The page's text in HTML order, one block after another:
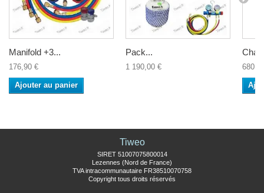
Manifold +3...
176,90 €
Ajouter au panier
Pack...
1 190,00 €
Tiweo
SIRET 51007075800014
Lezennes (Nord de France)
TVA intracommunautaire FR38510070758
Copyright tous droits réservés